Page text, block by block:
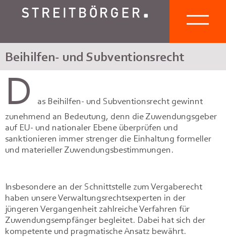
Beihilfen- und Subventionsrecht
D
as Beihilfen- und Subventionsrecht gewinnt
zunehmend an Bedeutung, denn die Zuwendungsgeber
auf EU- und nationaler Ebene überprüfen und
sanktionieren immer strenger die Einhaltung formeller
und materieller Zuwendungsbestimmungen.
Insbesondere an der Schnittstelle zum Vergaberecht
haben unsere Verwaltungsrechtsexperten in der
jüngeren Vergangenheit zahlreiche Verfahren für
Zuwendungsempfänger begleitet. Dabei hat sich der
kompetente und pragmatische Ansatz bewährt.